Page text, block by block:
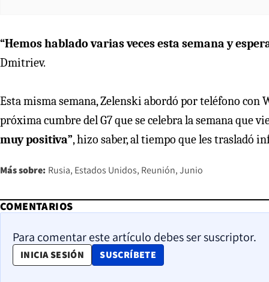
“Hemos hablado varias veces esta semana y
Dmitriev.
Esta misma semana, Zelenski abordó por teléfono
próxima cumbre del G7 que se celebra la semana que
muy positiva”, hizo saber, al tiempo que les trasladó
Más sobre: Rusia Estados Unidos Reunión Junio
COMENTARIOS
Para comentar este artículo debes ser suscriptor.
INICIA SESIÓN SUSCRÍBETE
OPENS IN NEW WINDOW